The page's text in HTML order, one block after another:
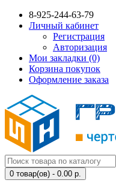
8-925-244-63-79
Личный кабинет
Регистрация
Авторизация
Мои закладки (0)
Корзина покупок
Оформление заказа
0 товар(ов) - 0.00 р.